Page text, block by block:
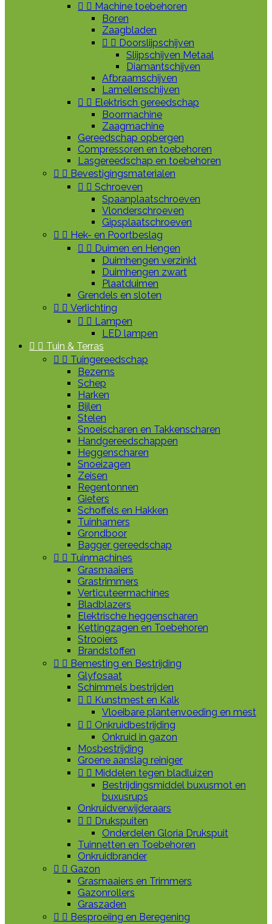
  Machine toebehoren
Boren
Zaagbladen
  Doorslijpschijven
Slijpschijven Metaal
Diamantschijven
Afbraamschijven
Lamellenschijven
  Elektrisch gereedschap
Boormachine
Zaagmachine
Gereedschap opbergen
Compressoren en toebehoren
Lasgereedschap en toebehoren
  Bevestigingsmaterialen
  Schroeven
Spaanplaatschroeven
Vlonderschroeven
Gipsplaatschroeven
  Hek- en Poortbeslag
  Duimen en Hengen
Duimhengen verzinkt
Duimhengen zwart
Plaatduimen
Grendels en sloten
  Verlichting
  Lampen
LED lampen
  Tuin & Terras
  Tuingereedschap
Bezems
Schep
Harken
Bijlen
Stelen
Snoeischaren en Takkenscharen
Handgereedschappen
Heggenscharen
Snoeizagen
Zeisen
Regentonnen
Gieters
Schoffels en Hakken
Tuinhamers
Grondboor
Bagger gereedschap
  Tuinmachines
Grasmaaiers
Grastrimmers
Verticuteermachines
Bladblazers
Elektrische heggenscharen
Kettingzagen en Toebehoren
Strooiers
Brandstoffen
  Bemesting en Bestrijding
Glyfosaat
Schimmels bestrijden
  Kunstmest en Kalk
Vloeibare plantenvoeding en mest
  Onkruidbestrijding
Onkruid in gazon
Mosbestrijding
Groene aanslag reiniger
  Middelen tegen bladluizen
Bestrijdingsmiddel buxusmot en
buxusrups
Onkruidverwijderaars
  Drukspuiten
Onderdelen Gloria Drukspuit
Tuinnetten en Toebehoren
Onkruidbrander
  Gazon
Grasmaaiers en Trimmers
Gazonrollers
Graszaden
  Besproeiing en Beregening